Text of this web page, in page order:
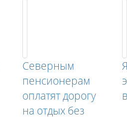
Северным
пенсионерам
оплатят дорогу
на отдых без